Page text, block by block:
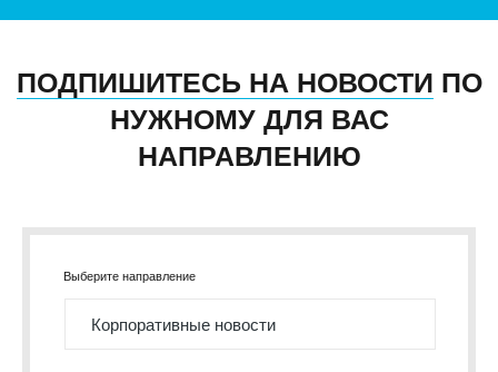
ПОДПИШИТЕСЬ НА НОВОСТИ ПО
НУЖНОМУ ДЛЯ ВАС
НАПРАВЛЕНИЮ
Выберите направление